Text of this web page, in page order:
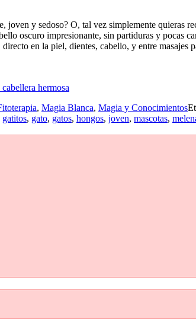
joven y sedoso? O, tal vez simplemente quieras
oscuro impresionante, sin partiduras y pocas
directo en la piel, dientes, cabello, y entre
hermosa
, Magia Blanca, Magia y Conocimientos
gatitos, gato, gatos, hongos, joven, mascotas,